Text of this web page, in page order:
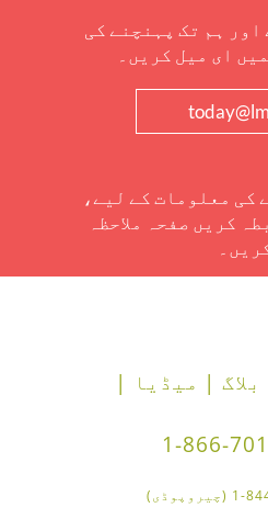
اور ہم تک پہنچنے کی
ای میل کریں۔
کی معلومات کے لیے،
کریں صفحہ ملاحظہ
بلاگ | میڈیا |
1-866-